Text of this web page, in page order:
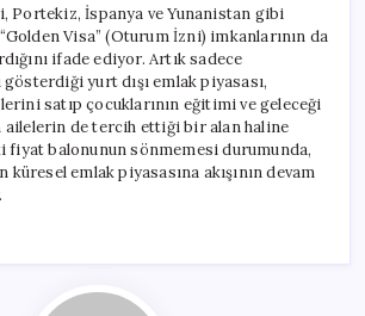
Portekiz, İspanya ve Yunanistan gibi
Visa” (Oturum İzni) imkanlarının da
ifade ediyor. Artık sadece
yurt dışı emlak piyasası,
satıp çocuklarının eğitimi ve geleceği
ailelerin de tercih ettiği bir alan haline
fiyat balonunun sönmemesi durumunda,
emlak piyasasına akışının devam